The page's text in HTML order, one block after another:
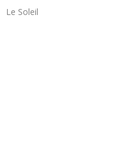
Le Soleil